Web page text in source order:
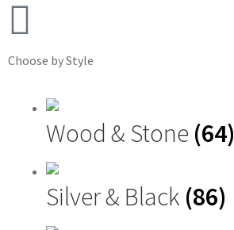
Choose by Style
Wood & Stone (64)
Silver & Black (86)